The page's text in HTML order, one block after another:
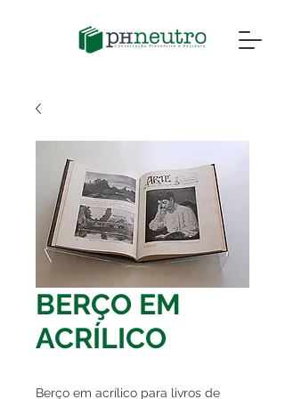
BERÇO EM
ACRÍLICO
Berço em acrílico para livros de